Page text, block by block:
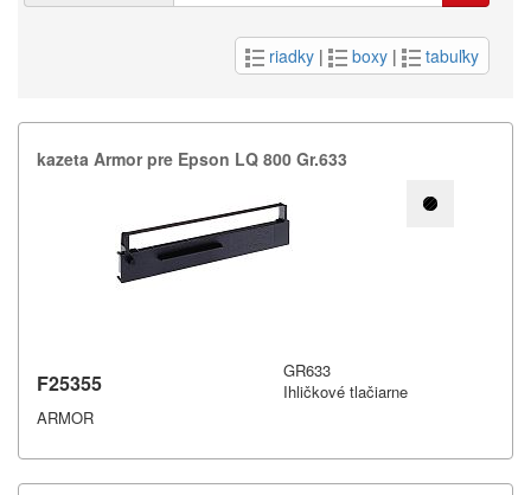
riadky | boxy | tabuľky
kazeta Armor pre Epson LQ 800 Gr.​633
F25355
ARMOR
GR633
Ihličkové tlačiarne